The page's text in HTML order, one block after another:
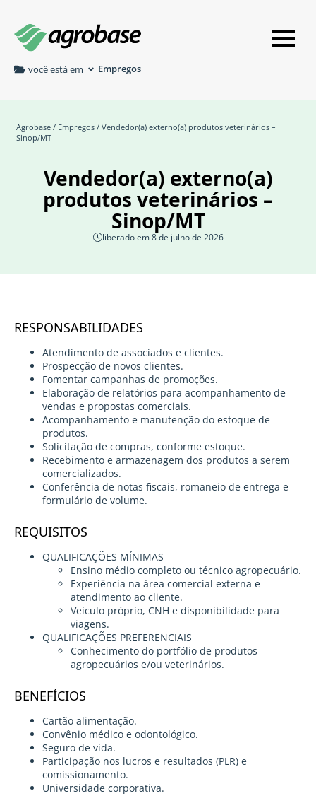
você está em Empregos
Agrobase / Empregos / Vendedor(a) externo(a) produtos veterinários –
Sinop/MT
Vendedor(a) externo(a)
produtos veterinários –
Sinop/MT
liberado em 8 de julho de 2026
RESPONSABILIDADES
Atendimento de associados e clientes.
Prospecção de novos clientes.
Fomentar campanhas de promoções.
Elaboração de relatórios para acompanhamento de
vendas e propostas comerciais.
Acompanhamento e manutenção do estoque de
produtos.
Solicitação de compras, conforme estoque.
Recebimento e armazenagem dos produtos a serem
comercializados.
Conferência de notas fiscais, romaneio de entrega e
formulário de volume.
REQUISITOS
QUALIFICAÇÕES MÍNIMAS
Ensino médio completo ou técnico agropecuário.
Experiência na área comercial externa e
atendimento ao cliente.
Veículo próprio, CNH e disponibilidade para
viagens.
QUALIFICAÇÕES PREFERENCIAIS
Conhecimento do portfólio de produtos
agropecuários e/ou veterinários.
BENEFÍCIOS
Cartão alimentação.
Convênio médico e odontológico.
Seguro de vida.
Participação nos lucros e resultados (PLR) e
comissionamento.
Universidade corporativa.